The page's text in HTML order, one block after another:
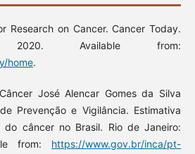
Research on Cancer. Cancer Today.
Available from:
home.
José Alencar Gomes da Silva
Prevenção e Vigilância. Estimativa
do câncer no Brasil. Rio de Janeiro:
from: https://www.gov.br/inca/pt-